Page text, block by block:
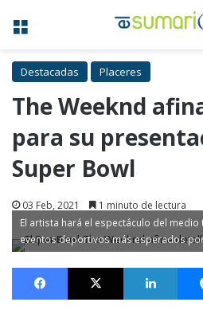
Menú
Destacadas Placeres
The Weeknd
para su
Super Bowl
03 Feb, 2021 1 minuto de lectura
El artista hará el espectáculo del
eventos deportivos más esperados
Facebook X